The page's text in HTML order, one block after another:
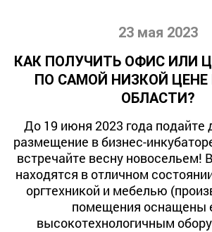
23 мая 2023
КАК ПОЛУЧИТЬ ОФИС ИЛИ
ПО САМОЙ НИЗКОЙ ЦЕНЕ
ОБЛАСТИ?
До 19 июня 2023 года подайте
размещение в бизнес-
встречайте весну новосельем!
находятся в отличном
оргтехникой и мебелью
помещения оснащены
высокотехнологичным